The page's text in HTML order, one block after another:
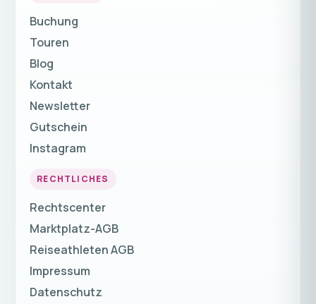
Buchung
Touren
Blog
Kontakt
Newsletter
Gutschein
Instagram
RECHTLICHES
Rechtscenter
Marktplatz-AGB
Reiseathleten AGB
Impressum
Datenschutz